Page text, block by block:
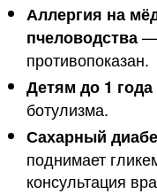
Аллергия на
пчеловодства—
противопоказан.
Детям до 1 года
ботулизма.
Сахарный
поднимает
консультация